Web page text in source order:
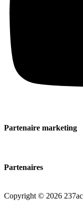
Partenaire marketing
Partenaires
Copyright © 2026